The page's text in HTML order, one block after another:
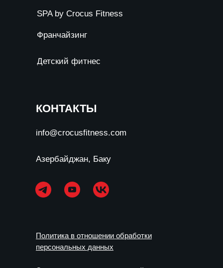
Политика в отношении обработки
персональных данных
SPA by Crocus Fitness
Франчайзинг
Детский фитнес
КОНТАКТЫ
info@crocusfitness.com
Азербайджан, Баку